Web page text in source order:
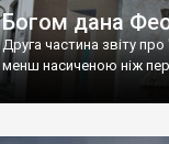
Богом дана
Друга частина звіту
менш насиченою ніж